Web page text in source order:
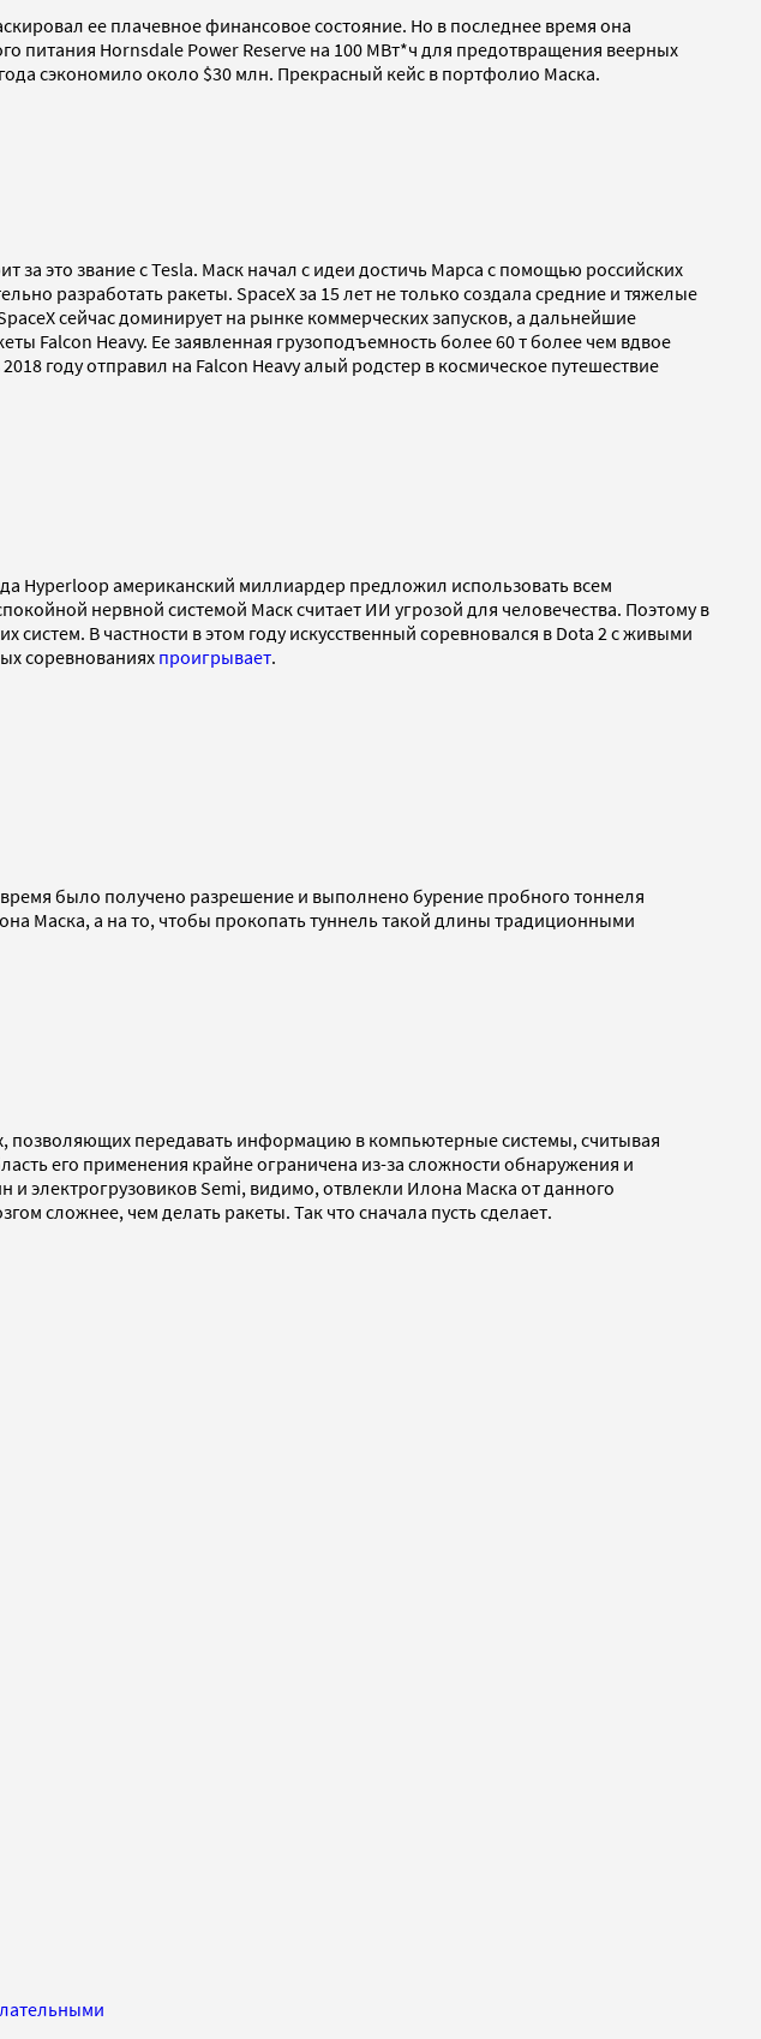
ее плачевное финансовое состояние. Но в последнее время она
питания Hornsdale Power Reserve на 100 МВт*ч для предотвращения веерных
сэкономило около $30 млн. Прекрасный кейс в портфолио Маска.
это звание с Tesla. Маск начал с идеи достичь Марса с помощью российских
разработать ракеты. SpaceX за 15 лет не только создала средние и тяжелые
сейчас доминирует на рынке коммерческих запусков, а дальнейшие
Falcon Heavy. Ее заявленная грузоподъемность более 60 т более чем вдвое
году отправил на Falcon Heavy алый родстер в космическое путешествие
Hyperloop американский миллиардер предложил использовать всем
нервной системой Маск считает ИИ угрозой для человечества. Поэтому в
В частности в этом году искусственный соревновался в Dota 2 с живыми
соревнованиях проигрывает.
было получено разрешение и выполнено бурение пробного тоннеля
Маска, а на то, чтобы прокопать туннель такой длины традиционными
позволяющих передавать информацию в компьютерные системы, считывая
его применения крайне ограничена из-за сложности обнаружения и
электрогрузовиков Semi, видимо, отвлекли Илона Маска от данного
сложнее, чем делать ракеты. Так что сначала пусть сделает.